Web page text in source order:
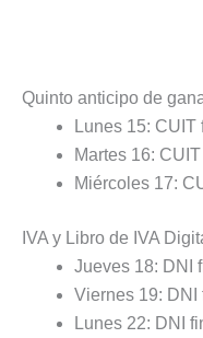
Quinto anticipo de
Lunes 15: CUIT
Martes 16:
Miércoles 17:
IVA y Libro de IVA
Jueves 18: DNI
Viernes 19: DNI
Lunes 22: DNI